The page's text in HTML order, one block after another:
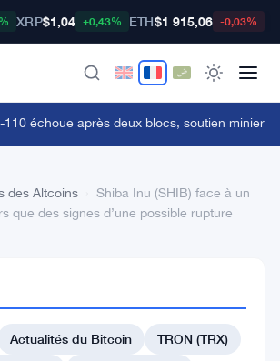
XRP$1,04 +0,43% ETH$1 915,06 -0,03%
échoue après deux blocs, soutien minier à
des Altcoins
Shiba Inu (SHIB) face à un
que des signes d’une possible rupture
Actualités du Bitcoin
TRON (TRX)